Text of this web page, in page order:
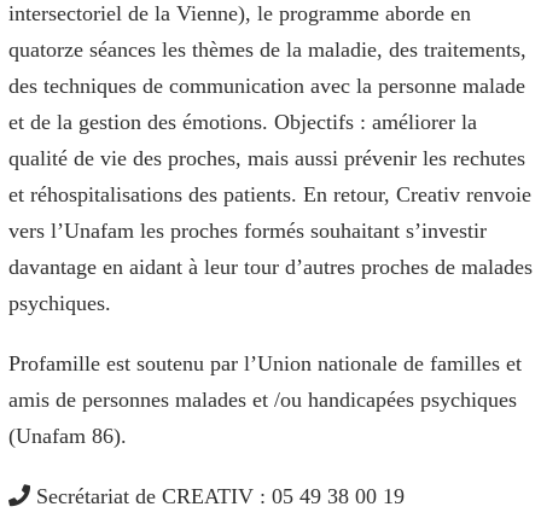
intersectoriel de la Vienne), le programme aborde en
quatorze séances les thèmes de la maladie, des traitements,
des techniques de communication avec la personne malade
et de la gestion des émotions. Objectifs : améliorer la
qualité de vie des proches, mais aussi prévenir les rechutes
et réhospitalisations des patients. En retour, Creativ renvoie
vers l’Unafam les proches formés souhaitant s’investir
davantage en aidant à leur tour d’autres proches de malades
psychiques.
Profamille est soutenu par l’Union nationale de familles et
amis de personnes malades et /ou handicapées psychiques
(Unafam 86).
Secrétariat de CREATIV : 05 49 38 00 19